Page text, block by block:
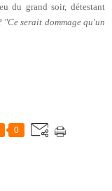
du grand soir, détestant
"Ce serait dommage qu'un
0